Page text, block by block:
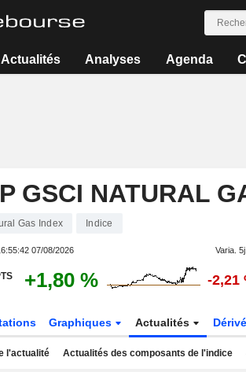
Actualités Analyses Agenda
GSCI NATURAL
Gas Index Indice
07/08/2026 Varia. 5j.
+1,80 % -2,21
Graphiques Actualités
l'actualité Actualités des composants de l'indice